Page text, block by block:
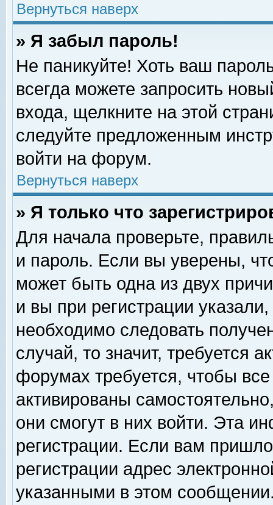
Вернуться наверх
» Я забыл пароль!
Не паникуйте! Хоть ваш
всегда можете запросить
входа, щелкните на этой
следуйте предложенным
войти на форум.
Вернуться наверх
» Я только что
Для начала проверьте,
и пароль. Если вы уверены,
может быть одна из двух
и вы при регистрации
необходимо следовать
случай, то значит, требуется
форумах требуется, чтобы
активированы
они смогут в них войти. Эта
регистрации. Если вам
регистрации адрес
указанными в этом